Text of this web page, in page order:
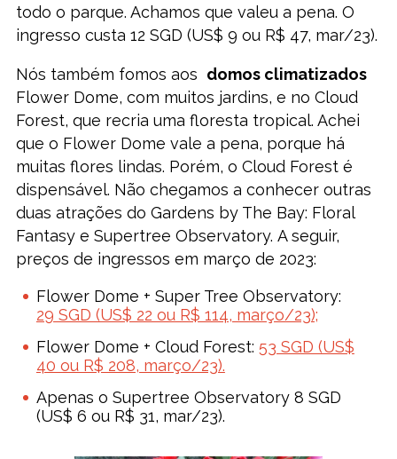
todo o parque. Achamos que valeu a pena. O
ingresso custa 12 SGD (US$ 9 ou R$ 47, mar/23).
Nós também fomos aos domos climatizados
Flower Dome, com muitos jardins, e no Cloud
Forest, que recria uma floresta tropical. Achei
que o Flower Dome vale a pena, porque há
muitas flores lindas. Porém, o Cloud Forest é
dispensável. Não chegamos a conhecer outras
duas atrações do Gardens by The Bay: Floral
Fantasy e Supertree Observatory. A seguir,
preços de ingressos em março de 2023:
Flower Dome + Super Tree Observatory:
29 SGD (US$ 22 ou R$ 114, março/23);
Flower Dome + Cloud Forest: 53 SGD (US$
40 ou R$ 208, março/23).
Apenas o Supertree Observatory 8 SGD
(US$ 6 ou R$ 31, mar/23).